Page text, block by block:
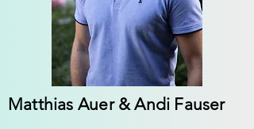
Matthias Auer & Andi Fauser